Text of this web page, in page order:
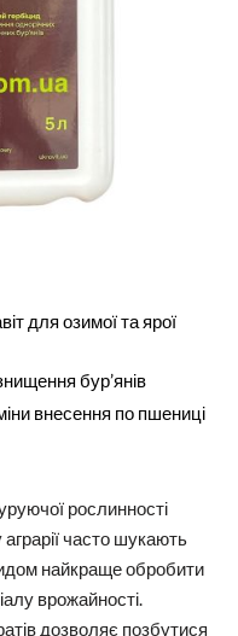
для озимої та ярої
бур’янів
внесення по пшениці
рослинності
часто шукають
найкраще обробити
врожайності.
дозволяє позбутися